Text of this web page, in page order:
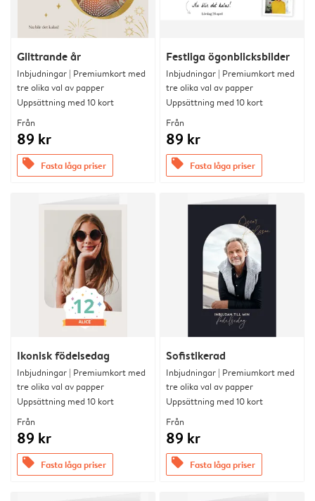
Glittrande år
Inbjudningar | Premiumkort med
tre olika val av papper
Uppsättning med 10 kort
Från
89 kr
offers Fasta låga priser
Festliga ögonblicksbilder
Inbjudningar | Premiumkort med
tre olika val av papper
Uppsättning med 10 kort
Från
89 kr
offers Fasta låga priser
Ikonisk födelsedag
Inbjudningar | Premiumkort med
tre olika val av papper
Uppsättning med 10 kort
Från
89 kr
offers Fasta låga priser
Sofistikerad
Inbjudningar | Premiumkort med
tre olika val av papper
Uppsättning med 10 kort
Från
89 kr
offers Fasta låga priser